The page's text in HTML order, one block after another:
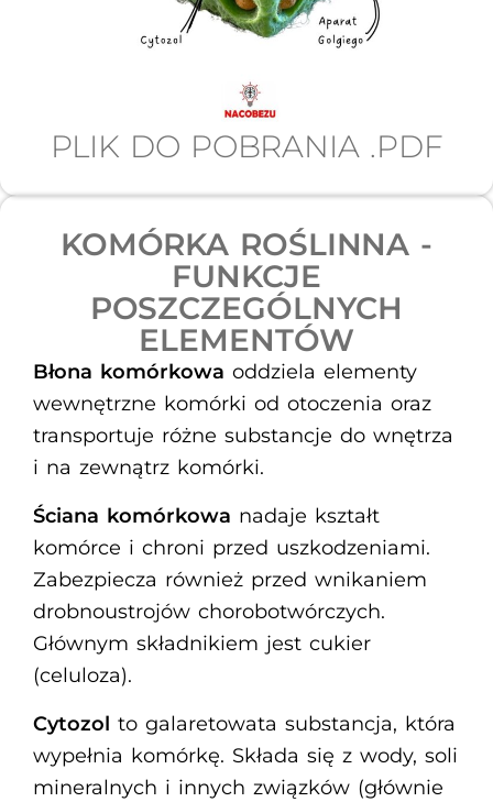
PLIK DO POBRANIA .PDF
KOMÓRKA ROŚLINNA -
FUNKCJE
POSZCZEGÓLNYCH
ELEMENTÓW​
Błona komórkowa oddziela elementy
wewnętrzne komórki od otoczenia oraz
transportuje różne substancje do wnętrza
i na zewnątrz komórki.
Ściana komórkowa nadaje kształt
komórce i chroni przed uszkodzeniami.
Zabezpiecza również przed wnikaniem
drobnoustrojów chorobotwórczych.
Głównym składnikiem jest cukier
(celuloza).
Cytozol to galaretowata substancja, która
wypełnia komórkę. Składa się z wody, soli
mineralnych i innych związków (głównie